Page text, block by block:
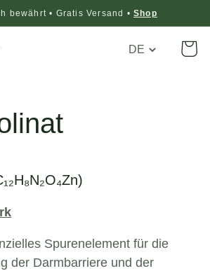
bewährt • Gratis Versand • Shop
Translation
Spurenelement für die
der Darmbarriere und der